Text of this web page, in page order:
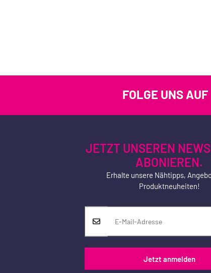
FOLGE UNS AUF
JETZT UNSEREN
ABONIEREN.
Erhalte unsere Nähtipps,
Produktneuheiten!
Jetzt anmelden